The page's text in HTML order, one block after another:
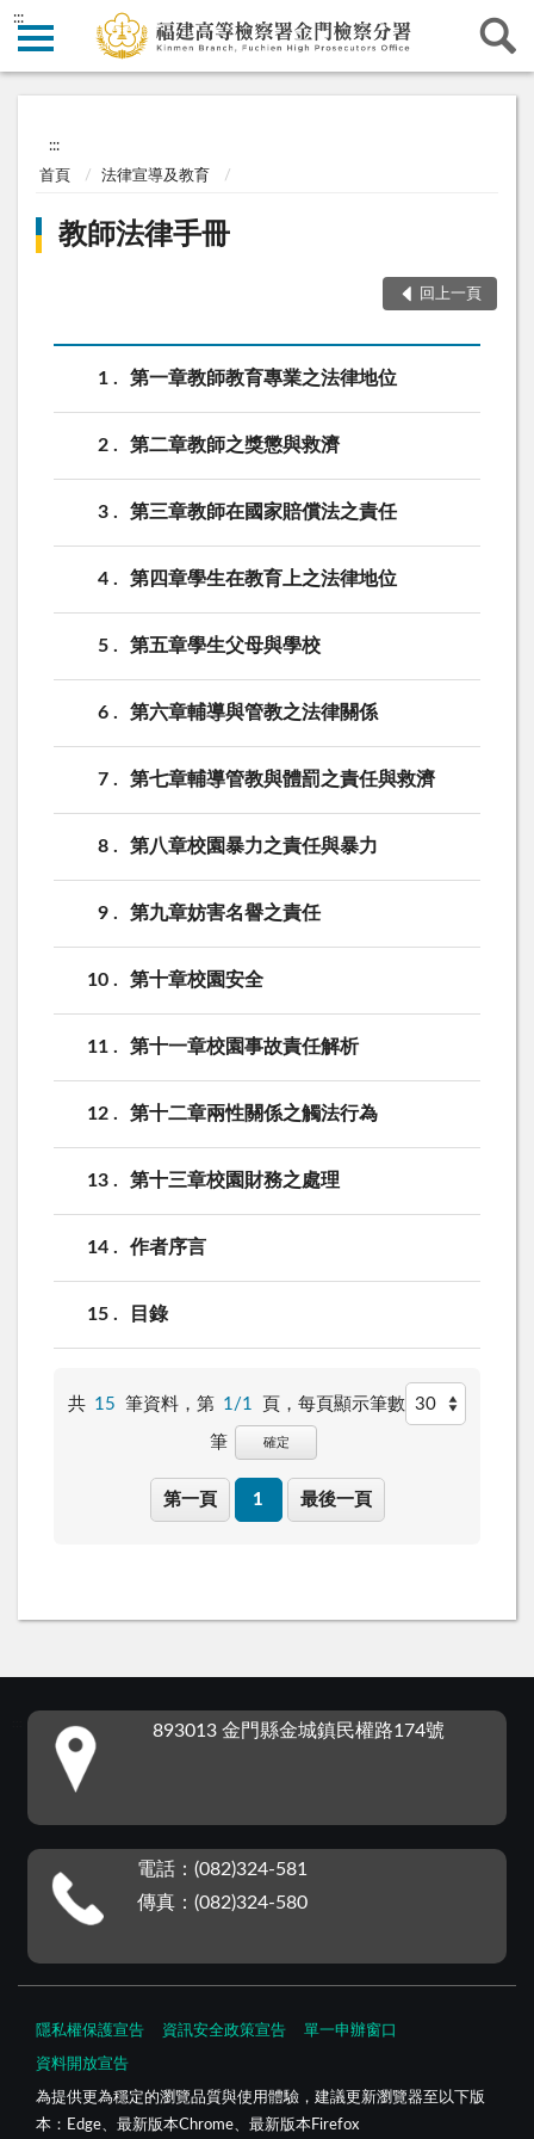
:::
:::
首頁 法律宣導及教育
教師法律手冊
回上一頁
1 第一章教師教育專業之法律地位
2 第二章教師之獎懲與救濟
3 第三章教師在國家賠償法之責任
4 第四章學生在教育上之法律地位
5 第五章學生父母與學校
6 第六章輔導與管教之法律關係
7 第七章輔導管教與體罰之責任與救濟
8 第八章校園暴力之責任與暴力
9 第九章妨害名譽之責任
10 第十章校園安全
11 第十一章校園事故責任解析
12 第十二章兩性關係之觸法行為
13 第十三章校園財務之處理
14 作者序言
15 目錄
共 15 筆資料，第 1/1 頁， 每頁顯示筆數
筆 確定
第一頁 1 最後一頁
893013 金門縣金城鎮民權路174號
電話：(082)324-581
傳真：(082)324-580
隱私權保護宣告 資訊安全政策宣告 單一申辦窗口
資料開放宣告
為提供更為穩定的瀏覽品質與使用體驗，建議更新瀏覽器至以下版
本：Edge、最新版本Chrome、最新版本Firefox